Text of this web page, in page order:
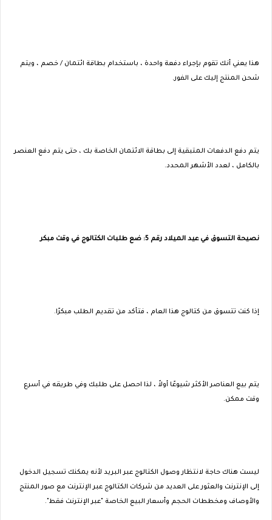
هذا يعني أنك تقوم بإجراء دفعة واحدة ، باستخدام بطاقة ائتمان / خصم ، ويتم
شحن المنتج إليك على الفور.
يتم دفع الدفعات المتبقية إلى بطاقة الائتمان الخاصة بك ، حتى يتم دفع العنصر
بالكامل ، لعدد الأشهر المحدد.
نصيحة التسوق في عيد الميلاد رقم 5: ضع طلبات الكتالوج في وقت مبكر
إذا كنت تتسوق من كتالوج هذا العام ، فتأكد من تقديم الطلب مبكرًا.
يتم بيع العناصر الأكثر شيوعًا أولاً ، لذا احصل على طلبك وفي طريقه في أسرع
وقت ممكن.
ليست هناك حاجة لانتظار وصول الكتالوج عبر البريد لأنه يمكنك تسجيل الدخول
إلى الإنترنت والعثور على العديد من شركات الكتالوج عبر الإنترنت مع صور المنتج
والأوصاف ومخططات الحجم وأسعار البيع الخاصة "عبر الإنترنت فقط".